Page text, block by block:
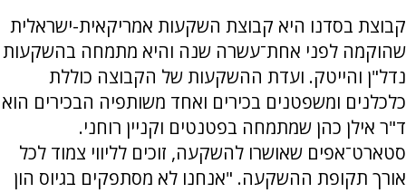
קבוצת בסדנו היא קבוצת השקעות אמריקאית-ישראלית
שהוקמה לפני אחת־עשרה שנה והיא מתמחה בהשקעות
נדל"ן והייטק. ועדת ההשקעות של הקבוצה כוללת
כלכלנים ומשפטנים בכירים ואחד משותפיה הבכירים הוא
ד"ר אילן כהן שמתמחה בפטנטים וקניין רוחני.
סטארט־אפים שאושרו להשקעה, זוכים לליווי צמוד לכל
אורך תקופת ההשקעה. "אנחנו לא מסתפקים בגיוס הון